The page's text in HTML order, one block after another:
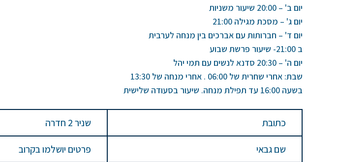
יום ב' – 20:00 שיעור משניות
יום ג' – מסכת מגילה 21:00
יום ד' – חברותות עם אברכים בין מנחה לערבית
ב 21:00- שיעור פרשת שבוע
יום ה' – 20:30 סדנא לנשים עם תמי יהל
שבת: אחרי שחרית של 06:00 . אחרי מנחה של 13:30
בשעה 16:00 עד תפילת מנחה. שיעור בסעודה שלישית
כתובת שניר 2 חדרה
שם גבאי פרטים יושלמו בקרוב